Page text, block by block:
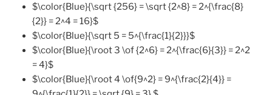
$\color{Blue}{\sqrt {256} = \sqrt {2^8} = 2^{\frac{8}
{2}} = 2^4 = 16}$
$\color{Blue}{\sqrt 5 = 5^{\frac{1}{2}}}$
$\color{Blue}{\root 3 \of {2^6} = 2^{\frac{6}{3}} = 2^2
= 4}$
$\color{Blue}{\root 4 \of{9^2} = 9^{\frac{2}{4}} =